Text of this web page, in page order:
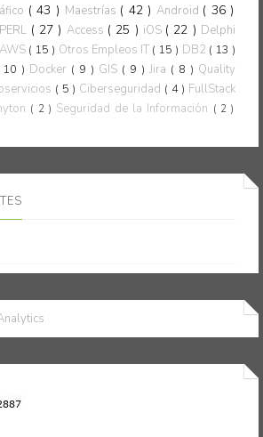
( 43 ) Maestrías ( 42 ) Android ( 36 )
PERL ( 27 ) Access ( 25 ) iOS ( 22 ) Delphi
AWS ( 15 ) Otros Empleos IT ( 15 ) DB2 ( 13 )
10 ) Docker ( 9 ) GIS ( 9 ) Jira ( 8 ) Quality
( 5 ) Ciberseguridad ( 4 ) FullStack
( 2 ) Seguridad de la Información ( 2 )